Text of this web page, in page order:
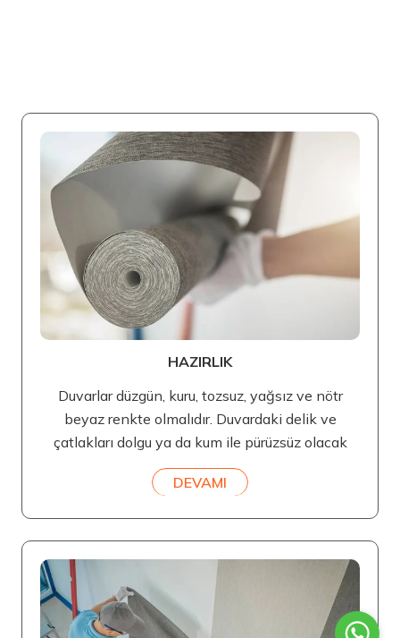
HAZIRLIK
Duvarlar düzgün, kuru, tozsuz, yağsız ve nötr
beyaz renkte olmalıdır. Duvardaki delik ve
çatlakları dolgu ya da kum ile pürüzsüz olacak
DEVAMI